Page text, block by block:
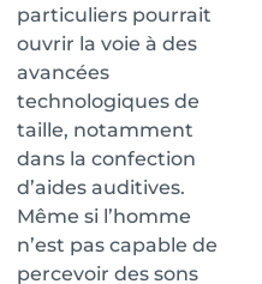
particuliers pourrait
ouvrir la voie à des
avancées
technologiques de
taille, notamment
dans la confection
d’aides auditives.
Même si l’homme
n’est pas capable de
percevoir des sons